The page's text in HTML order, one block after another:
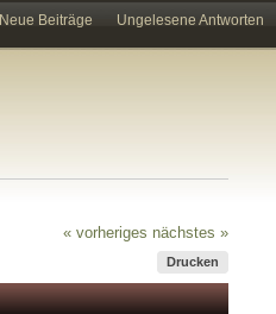
Neue Beiträge Ungelesene Antworten
« vorheriges nächstes »
Drucken